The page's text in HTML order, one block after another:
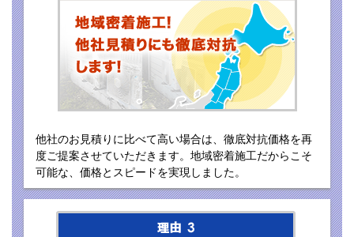
他社のお見積りに比べて高い場合は、徹底対抗価格を再
度ご提案させていただきます。地域密着施工だからこそ
可能な、価格とスピードを実現しました。